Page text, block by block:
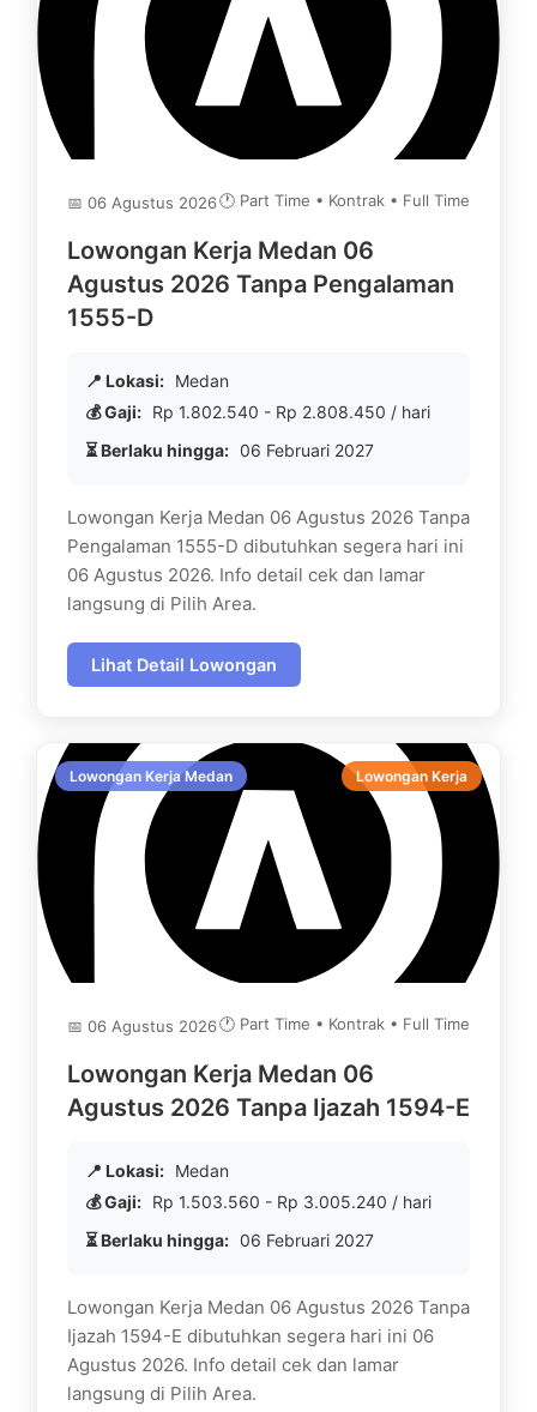
📅 06 Agustus 2026🕐 Part Time • Kontrak • Full Time
Lowongan Kerja Medan 06
Agustus 2026 Tanpa Pengalaman
1555-D
📍 Lokasi: Medan
💰 Gaji: Rp 1.802.540 - Rp 2.808.450 / hari
⏳ Berlaku hingga: 06 Februari 2027
Lowongan Kerja Medan 06 Agustus 2026 Tanpa
Pengalaman 1555-D dibutuhkan segera hari ini
06 Agustus 2026. Info detail cek dan lamar
langsung di Pilih Area.
Lihat Detail Lowongan
Lowongan Kerja Medan Lowongan Kerja
📅 06 Agustus 2026🕐 Part Time • Kontrak • Full Time
Lowongan Kerja Medan 06
Agustus 2026 Tanpa Ijazah 1594-E
📍 Lokasi: Medan
💰 Gaji: Rp 1.503.560 - Rp 3.005.240 / hari
⏳ Berlaku hingga: 06 Februari 2027
Lowongan Kerja Medan 06 Agustus 2026 Tanpa
Ijazah 1594-E dibutuhkan segera hari ini 06
Agustus 2026. Info detail cek dan lamar
langsung di Pilih Area.